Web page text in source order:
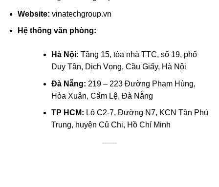
Website: vinatechgroup.vn
Hệ thống văn phòng:
Hà Nội: Tầng 15, tòa nhà TTC, số 19, phố
Duy Tân, Dịch Vọng, Cầu Giấy, Hà Nội
Đà Nẵng: 219 – 223 Đường Phạm Hùng,
Hòa Xuân, Cẩm Lệ, Đà Nẵng
TP HCM: Lô C2-7, Đường N7, KCN Tân Phú
Trung, huyện Củ Chi, Hồ Chí Minh